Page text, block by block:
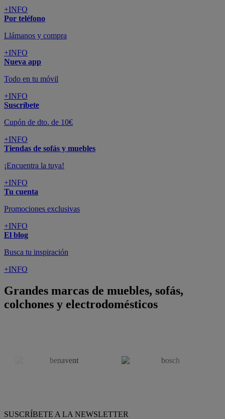
+INFO
Por teléfono
Llámanos y compra
+INFO
Nueva app
Todo en tu móvil
+INFO
Suscríbete
Cupón de dto. de 10€
+INFO
Tiendas de sofás y muebles
¡Encuentra la tuya!
+INFO
Tu cuenta
Promociones exclusivas
+INFO
El blog
Busca tu inspiración
+INFO
Grandes marcas de muebles, sofás,
colchones y electrodomésticos
SUSCRÍBETE A LA NEWSLETTER